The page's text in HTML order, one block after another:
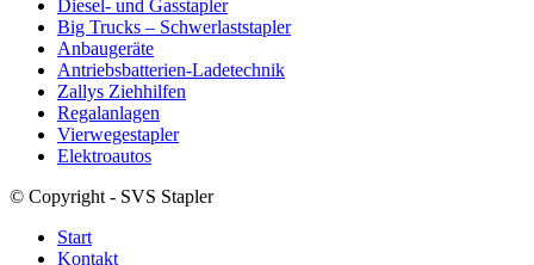
Diesel- und Gasstapler
Big Trucks – Schwerlaststapler
Anbaugeräte
Antriebsbatterien-Ladetechnik
Zallys Ziehhilfen
Regalanlagen
Vierwegestapler
Elektroautos
© Copyright - SVS Stapler
Start
Kontakt